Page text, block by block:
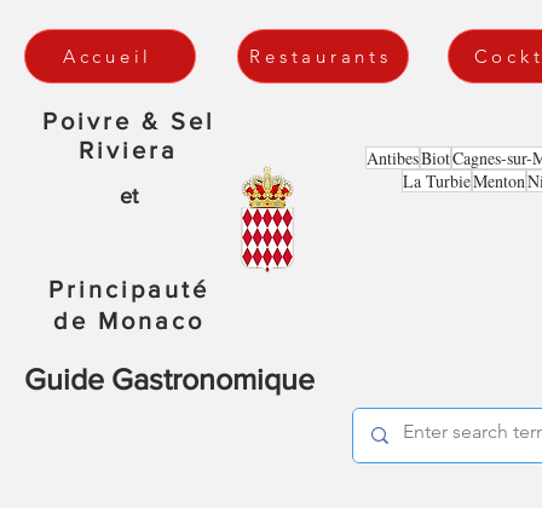
Accueil Restaurants
Poivre & Sel
Riviera
et
Principauté
de Monaco
Guide Gastronomique
AntibesBiotCagnes-sur-
La TurbieMenton